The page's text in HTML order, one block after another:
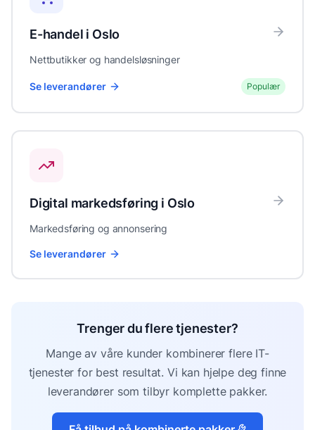
E-handel i Oslo
Nettbutikker og handelsløsninger
Se leverandører Populær
Digital markedsføring i Oslo
Markedsføring og annonsering
Se leverandører
Trenger du flere tjenester?
Mange av våre kunder kombinerer flere IT-
tjenester for best resultat. Vi kan hjelpe deg finne
leverandører som tilbyr komplette pakker.